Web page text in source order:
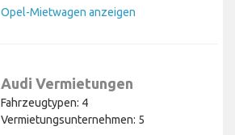
Opel-Mietwagen anzeigen
Audi Vermietungen
Fahrzeugtypen: 4
Vermietungsunternehmen: 5